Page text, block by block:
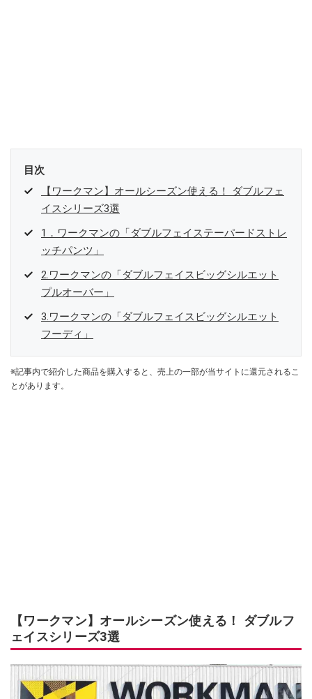
目次
【ワークマン】オールシーズン使える！ ダブルフェ
イスシリーズ3選
1．ワークマンの「ダブルフェイステーパードストレ
ッチパンツ」
2.ワークマンの「ダブルフェイスビッグシルエット
プルオーバー」
3.ワークマンの「ダブルフェイスビッグシルエット
フーディ」
※記事内で紹介した商品を購入すると、売上の一部が当サイトに還元されるこ
とがあります。
【ワークマン】オールシーズン使える！ ダブルフ
ェイスシリーズ3選